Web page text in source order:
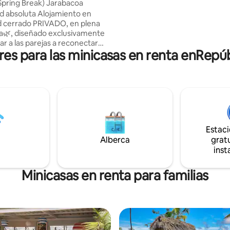
Break) Jarabacoa
absoluta Alojamiento en
cerrado PRIVADO, en plena
diseñado exclusivamente
a las parejas a reconectar
de todo lo
-
-
para las minicasas en renta
Alberca
Minicasas en renta para familias